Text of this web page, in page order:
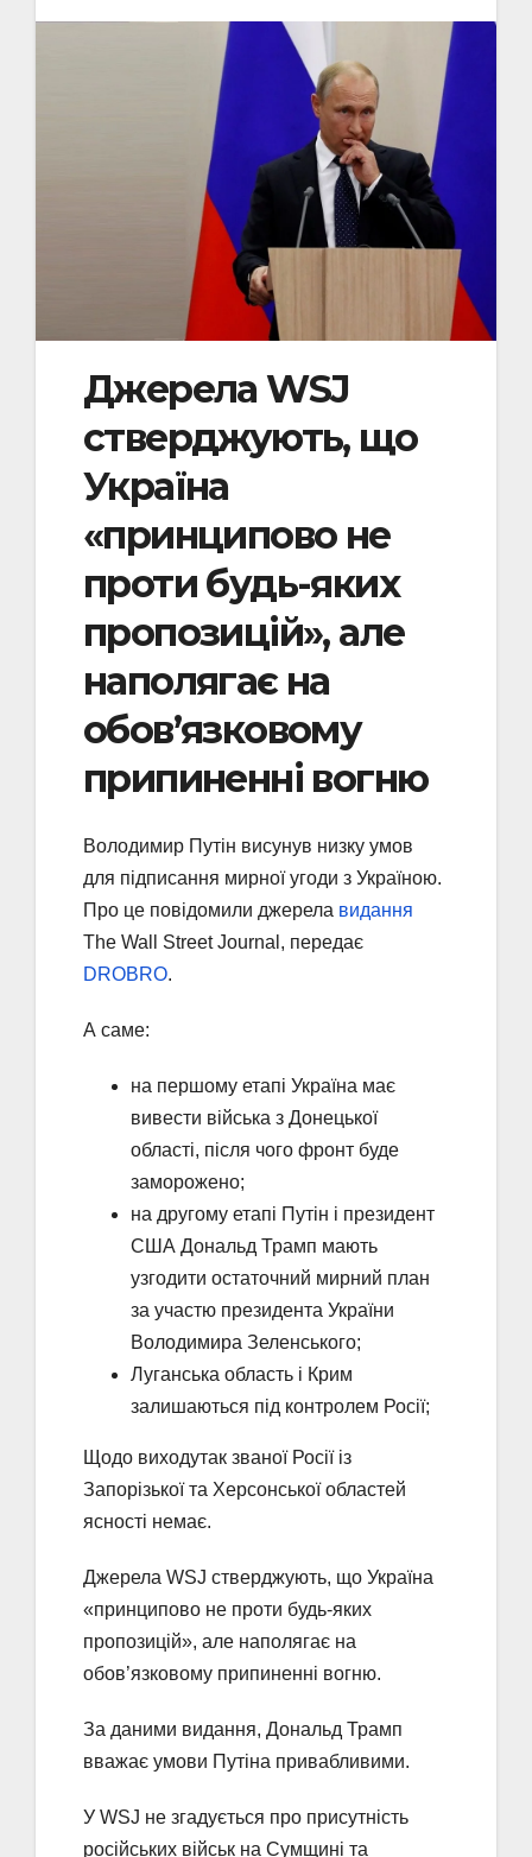
Джерела WSJ
стверджують, що
Україна
«принципово не
проти будь-яких
пропозицій», але
наполягає на
обов’язковому
припиненні вогню
Володимир Путін висунув низку умов
для підписання мирної угоди з Україною.
Про це повідомили джерела видання
The Wall Street Journal, передає
DROBRO.
А саме:
на першому етапі Україна має
вивести війська з Донецької
області, після чого фронт буде
заморожено;
на другому етапі Путін і президент
США Дональд Трамп мають
узгодити остаточний мирний план
за участю президента України
Володимира Зеленського;
Луганська область і Крим
залишаються під контролем Росії;
Щодо виходутак званої Росії із
Запорізької та Херсонської областей
ясності немає.
Джерела WSJ стверджують, що Україна
«принципово не проти будь-яких
пропозицій», але наполягає на
обов’язковому припиненні вогню.
За даними видання, Дональд Трамп
вважає умови Путіна привабливими.
У WSJ не згадується про присутність
російських військ на Сумщині та